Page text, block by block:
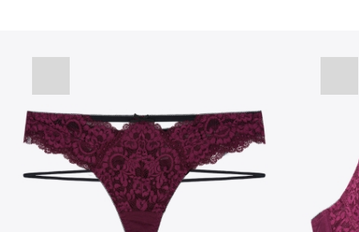
[썸머블프] 2만원 할인 쿠폰(8.1~31)